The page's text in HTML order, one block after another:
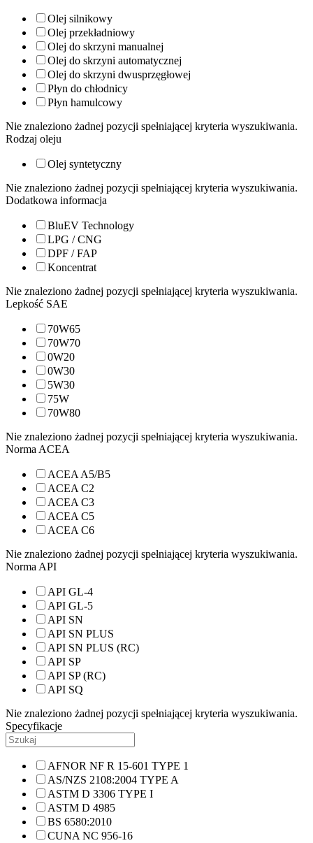
Olej silnikowy
Olej przekładniowy
Olej do skrzyni manualnej
Olej do skrzyni automatycznej
Olej do skrzyni dwusprzęgłowej
Płyn do chłodnicy
Płyn hamulcowy
Nie znaleziono żadnej pozycji spełniającej kryteria wyszukiwania.
Rodzaj oleju
Olej syntetyczny
Nie znaleziono żadnej pozycji spełniającej kryteria wyszukiwania.
Dodatkowa informacja
BluEV Technology
LPG / CNG
DPF / FAP
Koncentrat
Nie znaleziono żadnej pozycji spełniającej kryteria wyszukiwania.
Lepkość SAE
70W65
70W70
0W20
0W30
5W30
75W
70W80
Nie znaleziono żadnej pozycji spełniającej kryteria wyszukiwania.
Norma ACEA
ACEA A5/B5
ACEA C2
ACEA C3
ACEA C5
ACEA C6
Nie znaleziono żadnej pozycji spełniającej kryteria wyszukiwania.
Norma API
API GL-4
API GL-5
API SN
API SN PLUS
API SN PLUS (RC)
API SP
API SP (RC)
API SQ
Nie znaleziono żadnej pozycji spełniającej kryteria wyszukiwania.
Specyfikacje
AFNOR NF R 15-601 TYPE 1
AS/NZS 2108:2004 TYPE A
ASTM D 3306 TYPE I
ASTM D 4985
BS 6580:2010
CUNA NC 956-16